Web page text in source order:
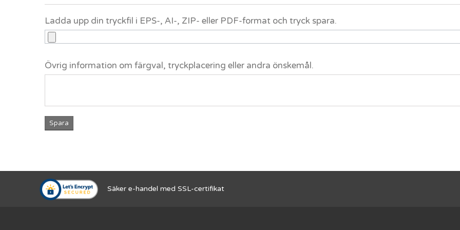
Ladda upp din tryckfil i EPS-, AI-, ZIP- eller PDF-format och tryck spara.
Övrig information om färgval, tryckplacering eller andra önskemål.
Spara
Säker e-handel med SSL-certifikat